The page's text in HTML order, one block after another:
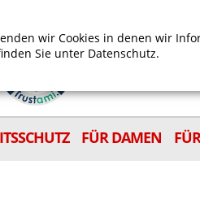
FÜR DAMEN
wir Cookies in denen wir
Sie unter Datenschutz.